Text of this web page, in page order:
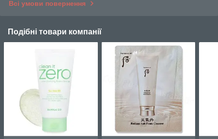
Всі умови повернення
Подібні товари компанії